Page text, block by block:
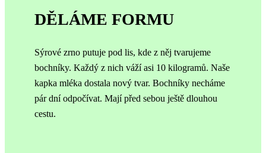
DĚLÁME FORMU
Sýrové zrno putuje pod lis, kde z něj tvarujeme
bochníky. Každý z nich váží asi 10 kilogramů. Naše
kapka mléka dostala nový tvar. Bochníky necháme
pár dní odpočívat. Mají před sebou ještě dlouhou
cestu.